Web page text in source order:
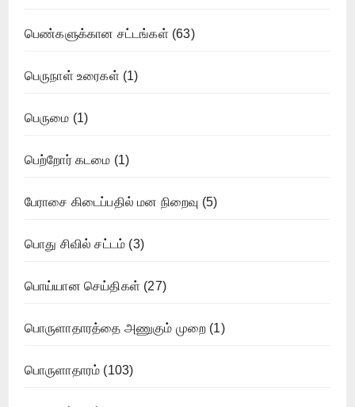
பெண்களுக்கான சட்டங்கள் (63)
பெருநாள் உரைகள் (1)
பெருமை (1)
பெற்றோர் கடமை (1)
பேராசை கிடைப்பதில் மன நிறைவு (5)
பொது சிவில் சட்டம் (3)
பொய்யான செய்திகள் (27)
பொருளாதாரத்தை அணுகும் முறை (1)
பொருளாதாரம் (103)